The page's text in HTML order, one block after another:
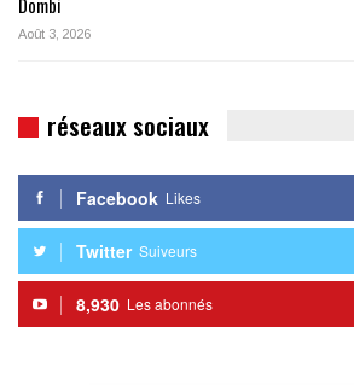
Août 3, 2026
réseaux sociaux
Facebook Likes
Twitter Suiveurs
8,930 Les abonnés